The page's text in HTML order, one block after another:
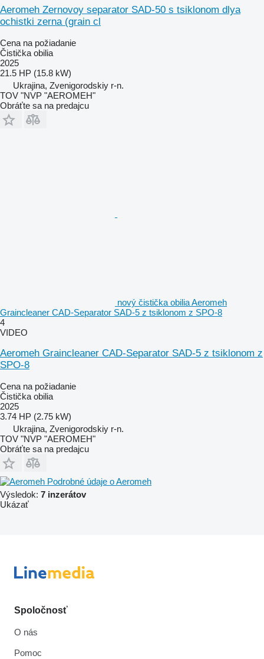
Aeromeh Zernovoy separator SAD-50 s tsiklonom dlya
ochistki zerna (grain cl
Cena na požiadanie
Čistička obilia
2025
21.5 HP (15.8 kW)
Ukrajina, Zvenigorodskiy r-n.
TOV "NVP "AEROMEH"
Obráťte sa na predajcu
nový čistička obilia Aeromeh
Graincleaner CAD-Separator SAD-5 z tsiklonom z SPO-8
4
VIDEO
Aeromeh Graincleaner CAD-Separator SAD-5 z tsiklonom z
SPO-8
Cena na požiadanie
Čistička obilia
2025
3.74 HP (2.75 kW)
Ukrajina, Zvenigorodskiy r-n.
TOV "NVP "AEROMEH"
Obráťte sa na predajcu
Podrobné údaje o Aeromeh
Výsledok: 7 inzerátov
Ukázať
Spoločnosť
O nás
Pomoc